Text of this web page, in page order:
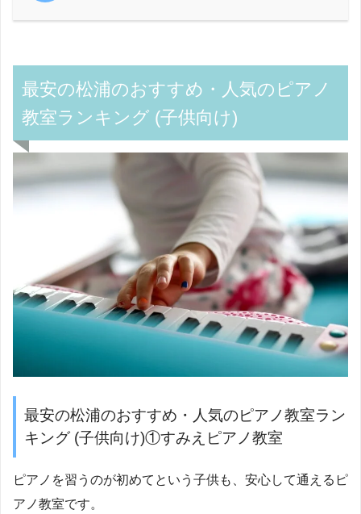
最安の松浦のおすすめ・人気のピアノ
教室ランキング (子供向け)
最安の松浦のおすすめ・人気のピアノ教室ラン
キング (子供向け)①すみえピアノ教室
ピアノを習うのが初めてという子供も、安心して通えるピ
アノ教室です。